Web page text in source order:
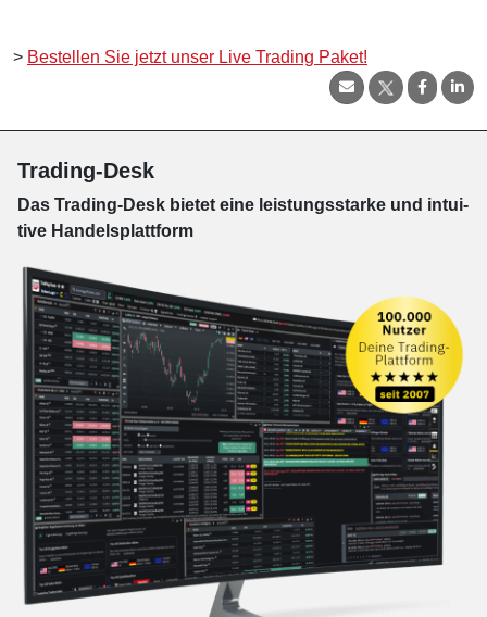
> Bestellen Sie jetzt unser Live Trading Paket!
Trading-Desk
Das Trading-Desk bie­tet eine leis­tungs­star­ke und in­tui­
tive Han­dels­platt­form